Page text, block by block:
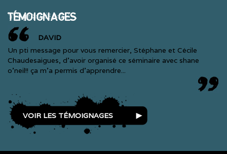
TÉMOIGNAGES
DAVID
Un pti message pour vous remercier, Stéphane et Cécile
Chaudesaigues, d'avoir organisé ce séminaire avec shane
o'neil!! ça m'a permis d'apprendre...
VOIR LES TÉMOIGNAGES